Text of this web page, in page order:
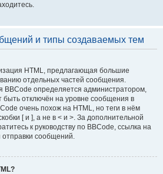
и типы создаваемых тем
HTML, предлагающая большие
отдельных частей сообщения.
BBCode определяется администратором,
быть отключён на уровне сообщения в
очень похож на HTML, но теги в нём
[ и ], а не в < и >. За дополнительной
к руководству по BBCode, ссылка на
сообщений.